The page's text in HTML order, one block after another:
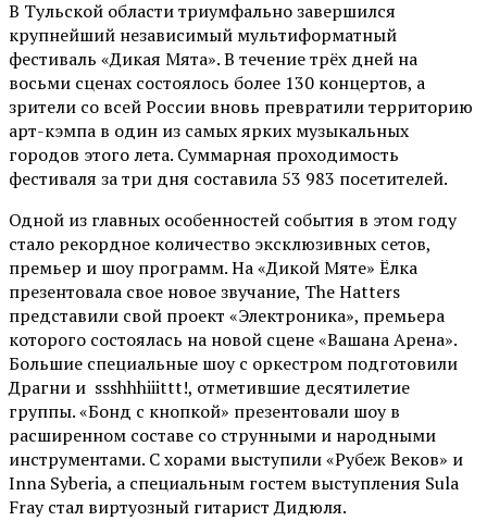
В Тульской области триумфально завершился
крупнейший независимый мультиформатный
фестиваль «Дикая Мята». В течение трёх дней на
восьми сценах состоялось более 130 концертов, а
зрители со всей России вновь превратили территорию
арт-кэмпа в один из самых ярких музыкальных
городов этого лета. Суммарная проходимость
фестиваля за три дня составила 53 983 посетителей.
Одной из главных особенностей события в этом году
стало рекордное количество эксклюзивных сетов,
премьер и шоу программ. На «Дикой Мяте» Ёлка
презентовала свое новое звучание, The Hatters
представили свой проект «Электроника», премьера
которого состоялась на новой сцене «Вашана Арена».
Большие специальные шоу с оркестром подготовили
Драгни и ssshhhiiittt!, отметившие десятилетие
группы. «Бонд с кнопкой» презентовали шоу в
расширенном составе со струнными и народными
инструментами. С хорами выступили «Рубеж Веков» и
Inna Syberia, а специальным гостем выступления Sula
Fray стал виртуозный гитарист Дидюля.